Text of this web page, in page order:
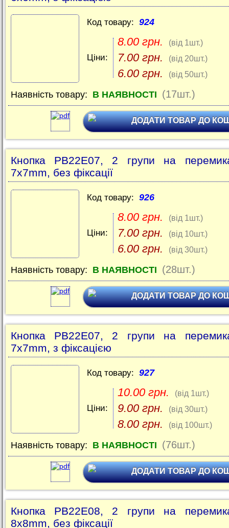
Код товару: 924
Ціни:
8.00 грн. (від 1шт.)
7.00 грн. (від 20шт.)
6.00 грн. (від 50шт.)
Наявність товару: В НАЯВНОСТІ (17шт.)
ДОДАТИ ТОВАР ДО
Кнопка PB22E07, 2 групи на
7х7mm, без фіксації
Код товару: 926
Ціни:
8.00 грн. (від 1шт.)
7.00 грн. (від 10шт.)
6.00 грн. (від 30шт.)
Наявність товару: В НАЯВНОСТІ (28шт.)
ДОДАТИ ТОВАР ДО
Кнопка PB22E07, 2 групи на
7х7mm, з фіксацією
Код товару: 927
Ціни:
10.00 грн. (від 1шт.)
9.00 грн. (від 30шт.)
8.00 грн. (від 100шт.)
Наявність товару: В НАЯВНОСТІ (76шт.)
ДОДАТИ ТОВАР ДО
Кнопка PB22E08, 2 групи на
8х8mm, без фіксації